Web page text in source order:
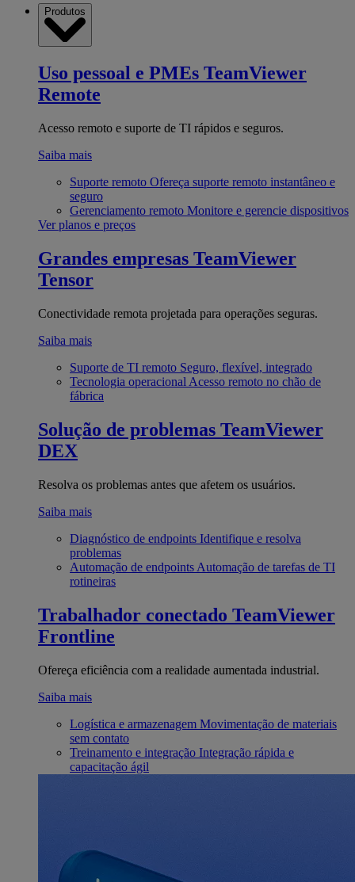
Produtos
Uso pessoal e PMEs TeamViewer
Remote
Acesso remoto e suporte de TI rápidos e seguros.
Saiba mais
Suporte remoto Ofereça suporte remoto instantâneo e
seguro
Gerenciamento remoto Monitore e gerencie dispositivos
Ver planos e preços
Grandes empresas TeamViewer
Tensor
Conectividade remota projetada para operações seguras.
Saiba mais
Suporte de TI remoto Seguro, flexível, integrado
Tecnologia operacional Acesso remoto no chão de
fábrica
Solução de problemas TeamViewer
DEX
Resolva os problemas antes que afetem os usuários.
Saiba mais
Diagnóstico de endpoints Identifique e resolva
problemas
Automação de endpoints Automação de tarefas de TI
rotineiras
Trabalhador conectado TeamViewer
Frontline
Ofereça eficiência com a realidade aumentada industrial.
Saiba mais
Logística e armazenagem Movimentação de materiais
sem contato
Treinamento e integração Integração rápida e
capacitação ágil